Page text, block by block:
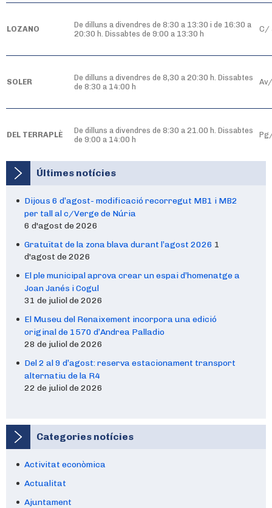
LOZANO
De dilluns a divendres de 8:30 a 13:30 i de 16:30 a
20:30 h. Dissabtes de 9:00 a 13:30 h
C/
SOLER
De dilluns a divendres de 8,30 a 20:30 h. Dissabtes
de 8:30 a 14:00 h
DEL TERRAPLÈ
De dilluns a divendres de 8:30 a 21.00 h. Dissabtes
de 9:00 a 14:00 h
Últimes notícies
Dijous 6 d’agost- modificació recorregut MB1 i MB2
per tall al c/Verge de Núria
6 d'agost de 2026
Gratuïtat de la zona blava durant l’agost 2026 1
d'agost de 2026
El ple municipal aprova crear un espai d’homenatge a
Joan Janés i Cogul
31 de juliol de 2026
El Museu del Renaixement incorpora una edició
original de 1570 d’Andrea Palladio
28 de juliol de 2026
Del 2 al 9 d’agost: reserva estacionament transport
alternatiu de la R4
22 de juliol de 2026
Categories notícies
Activitat econòmica
Actualitat
Ajuntament